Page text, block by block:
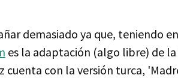
demasiado ya que, teniendo
es la adaptación (algo libre) de
cuenta con la versión turca,